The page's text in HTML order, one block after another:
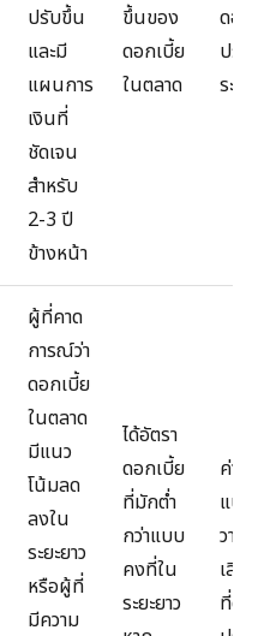
ปรับขึ้น
และมี
แผนการ
เงินที่
ชัดเจน
สำหรับ
2-3 ปี
ข้างหน้า
ขึ้นของ
ดอกเบี้ย
ในตลาด
ดอกเบี้
ปรับขึ้
ระดับที่
ผู้ที่คาด
การณ์ว่า
ดอกเบี้ย
ในตลาด
มีแนว
โน้มลด
ลงใน
ระยะยาว
หรือผู้ที่
มีความ
ได้อัตรา
ดอกเบี้ย
ที่มักต่ำ
กว่าแบบ
คงที่ใน
ระยะยาว
ค่างวด
แน่นอ
วางแ
เสี่ยงต่
ที่ดอก